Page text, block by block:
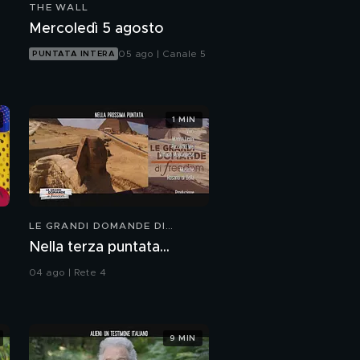
Chiara Tramontano: "Il
mia sorella Giulia"
Chiara Tramontano e il
dolore dei genitori
rivive nella mia
nipotina"
ho una grande famiglia
che mi aiuta"
THE WALL
Mercoledì 5 agosto
PUNTATA INTERA 05 ago | Canale 5
LE GRANDI DOMANDE DI
Nella terza puntata...
04 ago | Rete 4
1 MIN
9 MIN